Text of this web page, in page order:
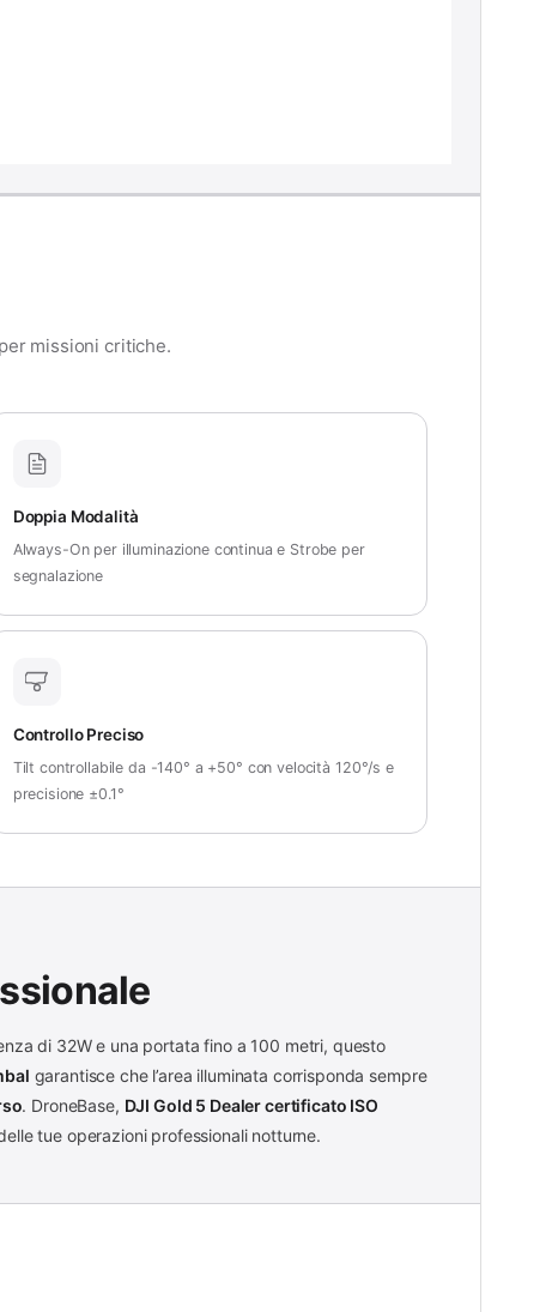
missioni critiche.
Doppia Modalità
Always-On per illuminazione continua e Strobe per
segnalazione
Controllo Preciso
Tilt controllabile da -140° a +50° con velocità 120°/s e
precisione ±0.1°
di 32W e una portata fino a 100 metri, questo
garantisce che l’area illuminata corrisponda sempre
. DroneBase, DJI Gold 5 Dealer certificato ISO
tue operazioni professionali notturne.